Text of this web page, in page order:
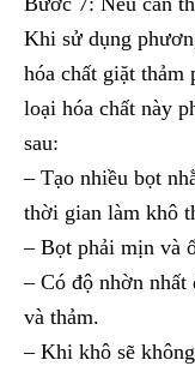
Khi sử dụng
hóa chất giặt thảm
loại hóa chất này
sau:
– Tạo nhiều bọt
thời gian làm khô
– Bọt phải mịn và
– Có độ nhờn nhất
và thảm.
– Khi khô sẽ